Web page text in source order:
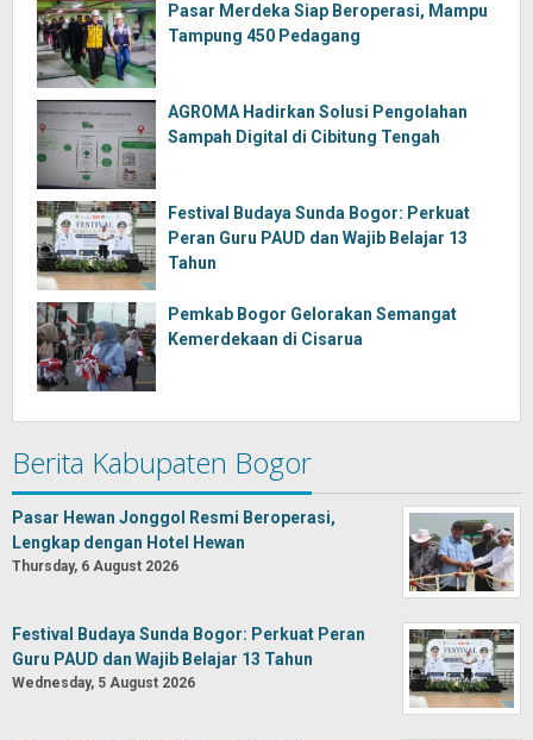
Pasar Merdeka Siap Beroperasi, Mampu
Tampung 450 Pedagang
AGROMA Hadirkan Solusi Pengolahan
Sampah Digital di Cibitung Tengah
Festival Budaya Sunda Bogor: Perkuat
Peran Guru PAUD dan Wajib Belajar 13
Tahun
Pemkab Bogor Gelorakan Semangat
Kemerdekaan di Cisarua
Berita Kabupaten Bogor
Pasar Hewan Jonggol Resmi Beroperasi,
Lengkap dengan Hotel Hewan
Thursday, 6 August 2026
Festival Budaya Sunda Bogor: Perkuat Peran
Guru PAUD dan Wajib Belajar 13 Tahun
Wednesday, 5 August 2026